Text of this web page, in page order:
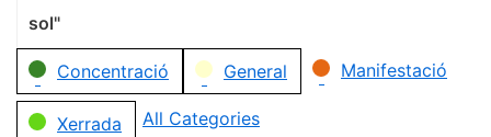
sol"
Categories
Concentració General Manifestació
Xerrada All Categories